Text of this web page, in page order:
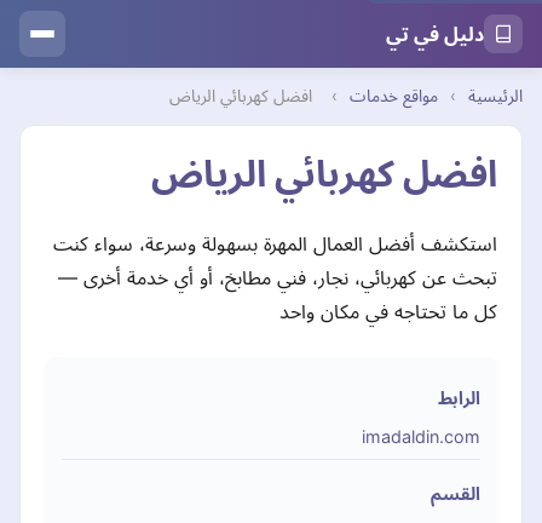
دليل في تي
الرئيسية › مواقع خدمات › افضل كهربائي الرياض
افضل كهربائي الرياض
استكشف أفضل العمال المهرة بسهولة وسرعة، سواء كنت
تبحث عن كهربائي، نجار، فني مطابخ، أو أي خدمة أخرى —
كل ما تحتاجه في مكان واحد
الرابط
imadaldin.com
القسم